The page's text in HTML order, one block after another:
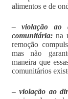
alimentos e de
– violação ao
comunitária:na
remoção
mas não
maneira que
comunitários
– violação ao